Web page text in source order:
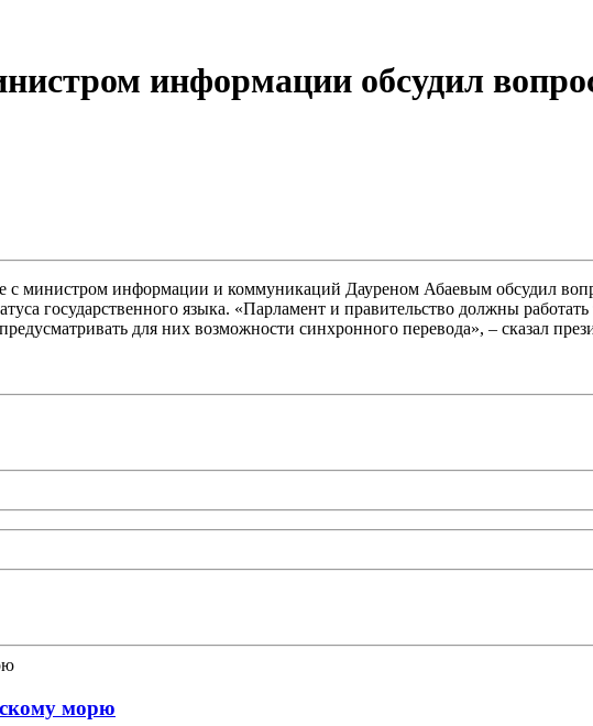
информации обсудил
с министром информации и коммуникаций Дауреном Абаевым обсудил
государственного языка. «Парламент и правительство должны
для них возможности синхронного перевода», – сказал
морю